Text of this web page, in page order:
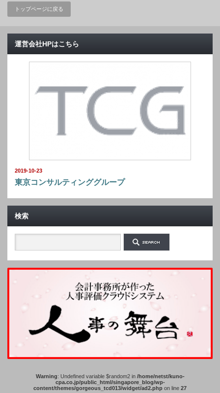
トップページに戻る
運営会社HPはこちら
2019-10-23
東京コンサルティンググループ
検索
Warning: Undefined variable $random2 in /home/netst/kuno-
cpa.co.jp/public_html/singapore_blog/wp-
content/themes/gorgeous_tcd013/widget/ad2.php on line 27